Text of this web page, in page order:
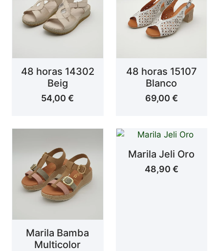
48 horas 14302
Beig
54,00€
48 horas 15107
Blanco
69,00 €
Marila Bamba
Multicolor
Marila Jeli Oro
48,90 €